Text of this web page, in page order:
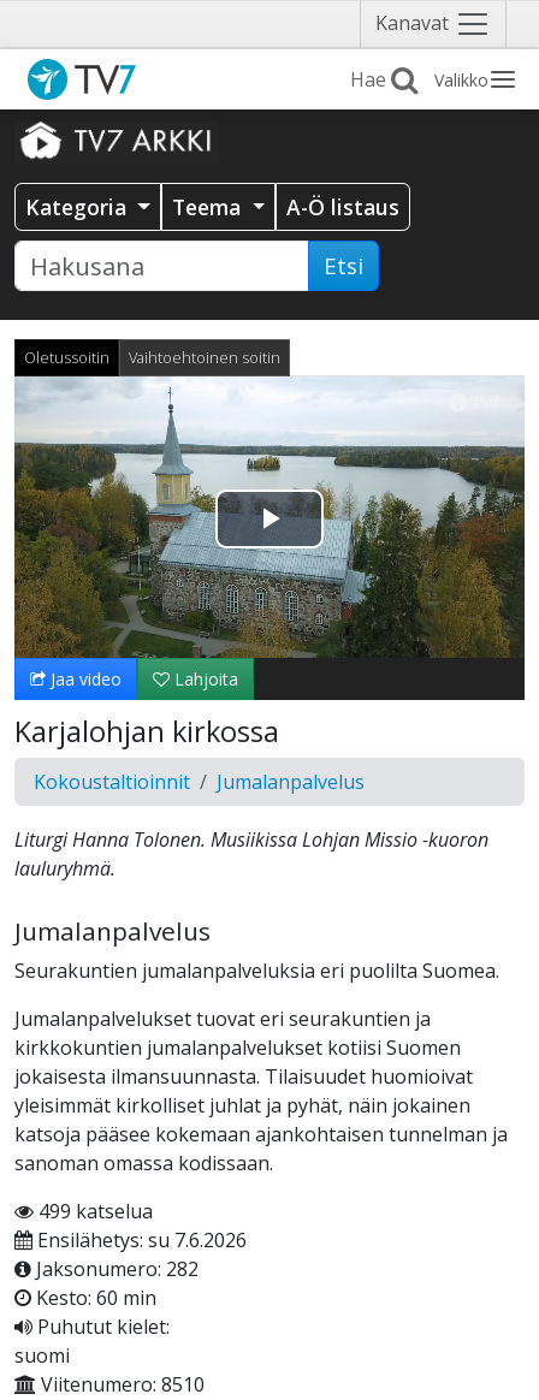
Kanavat Näytä
valikko
Valikko
Kategoria Teema A-Ö listaus
Etsi
Oletussoitin Vaihtoehtoinen soitin
Toista
Video
Jaa video Lahjoita
Karjalohjan kirkossa
Kokoustaltioinnit Jumalanpalvelus
Liturgi Hanna Tolonen. Musiikissa Lohjan Missio -kuoron
lauluryhmä.
Jumalanpalvelus
Seurakuntien jumalanpalveluksia eri puolilta Suomea.
Jumalanpalvelukset tuovat eri seurakuntien ja
kirkkokuntien jumalanpalvelukset kotiisi Suomen
jokaisesta ilmansuunnasta. Tilaisuudet huomioivat
yleisimmät kirkolliset juhlat ja pyhät, näin jokainen
katsoja pääsee kokemaan ajankohtaisen tunnelman ja
sanoman omassa kodissaan.
499 katselua
Ensilähetys: su 7.6.2026
Jaksonumero: 282
Kesto: 60 min
Puhutut kielet:
suomi
Viitenumero: 8510